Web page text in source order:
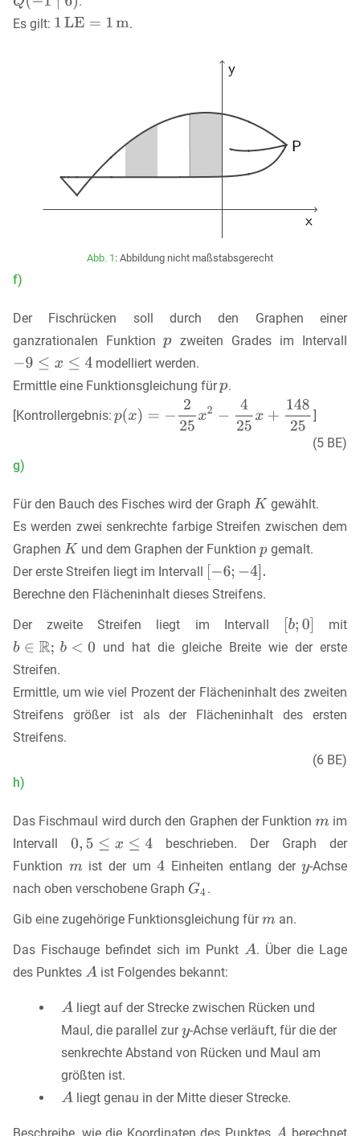
Es gilt:
.
Abb. 1 : Abbildung nicht maßstabsgerecht
f)
Der Fischrücken soll durch den Graphen einer
ganzrationalen Funktion
zweiten Grades im Intervall
modelliert werden.
Ermittle eine Funktionsgleichung für .
[Kontrollergebnis:
]
(5 BE)
g)
Für den Bauch des Fisches wird der Graph
gewählt.
Es werden zwei senkrechte farbige Streifen zwischen dem
Graphen
und dem Graphen der Funktion
gemalt.
Der erste Streifen liegt im Intervall
Berechne den Flächeninhalt dieses Streifens.
Der zweite Streifen liegt im Intervall
mit
und hat die gleiche Breite wie der erste
Streifen.
Ermittle, um wie viel Prozent der Flächeninhalt des zweiten
Streifens größer ist als der Flächeninhalt des ersten
Streifens.
(6 BE)
h)
Das Fischmaul wird durch den Graphen der Funktion
im
Intervall
beschrieben. Der Graph der
Funktion
ist der um Einheiten entlang der -Achse
nach oben verschobene Graph
.
Gib eine zugehörige Funktionsgleichung für
an.
Das Fischauge befindet sich im Punkt
. Über die Lage
des Punktes
ist Folgendes bekannt:
liegt auf der Strecke zwischen Rücken und
Maul, die parallel zur
-Achse verläuft, für die der
senkrechte Abstand von Rücken und Maul am
größten ist.
liegt genau in der Mitte dieser Strecke.